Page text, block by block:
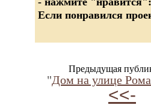
Если понравился
Предыдущая
"Дом на улице
<<-